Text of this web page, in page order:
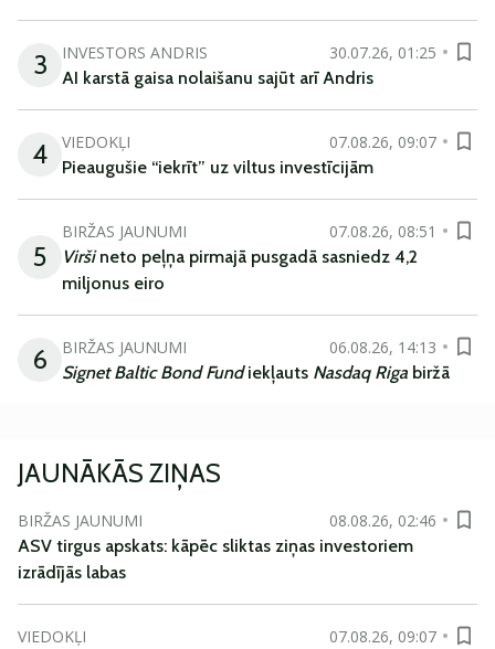
3 INVESTORS ANDRIS
30.07.26, 01:25
AI karstā gaisa nolaišanu sajūt arī Andris
4 VIEDOKĻI
07.08.26, 09:07
Pieaugušie “iekrīt” uz viltus investīcijām
5
BIRŽAS JAUNUMI
07.08.26, 08:51
Viršineto peļņa pirmajā pusgadā sasniedz 4,2
miljonus eiro
6 BIRŽAS JAUNUMI
06.08.26, 14:13
Signet Baltic Bond Fundiekļauts Nasdaq Riga biržā
JAUNĀKĀS ZIŅAS
BIRŽAS JAUNUMI
08.08.26, 02:46
ASV tirgus apskats: kāpēc sliktas ziņas investoriem
izrādījās labas
VIEDOKĻI 07.08.26, 09:07